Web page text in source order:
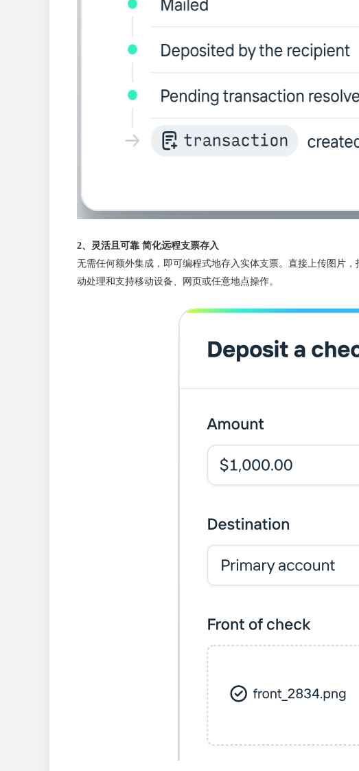
2、灵活且可靠 简化远程支票存入
无需任何额外集成，即可编程式地存入实体支票。直接上传图片
动处理和支持移动设备、网页或任意地点操作。